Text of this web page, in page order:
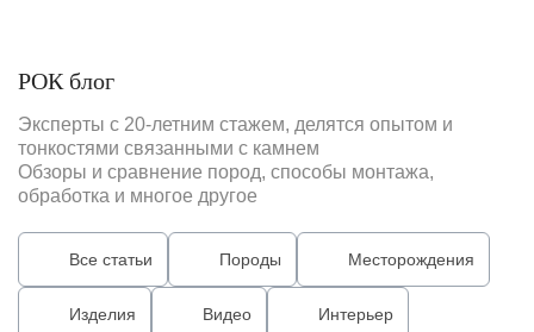
РОК блог
Эксперты с 20-летним стажем, делятся опытом и
тонкостями связанными с камнем
Обзоры и сравнение пород, способы монтажа,
обработка и многое другое
Все статьи Породы Месторождения
Изделия Видео Интерьер